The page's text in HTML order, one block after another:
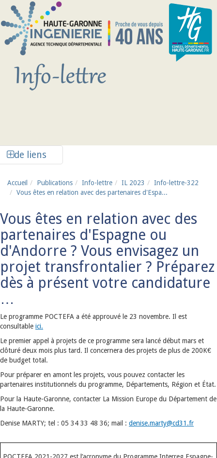
Aller au contenu principal
de liens
Accueil Publications Info-lettre IL 2023
Info-lettre-322
Vous êtes en relation avec des partenaires d'Espa...
Vous êtes en relation avec des
partenaires d'Espagne ou
d'Andorre ? Vous envisagez un
projet transfrontalier ? Préparez
dès à présent votre candidature
…
Le programme POCTEFA a été approuvé le 23 novembre. Il est
consultable ici.
Le premier appel à projets de ce programme sera lancé début mars et
clôturé deux mois plus tard. Il concernera des projets de plus de 200K€
de budget total.
Pour préparer en amont les projets, vous pouvez contacter les
partenaires institutionnels du programme, Départements, Région et État.
Pour la Haute-Garonne, contacter La Mission Europe du Département de
la Haute-Garonne.
Denise MARTY; tel : 05 34 33 48 36; mail : denise.marty@cd31.fr